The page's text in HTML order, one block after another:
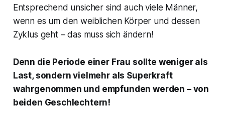
Entsprechend unsicher sind auch viele Männer,
wenn es um den weiblichen Körper und dessen
Zyklus geht – das muss sich ändern!
Denn die Periode einer Frau sollte weniger als
Last, sondern vielmehr als Superkraft
wahrgenommen und empfunden werden – von
beiden Geschlechtern!